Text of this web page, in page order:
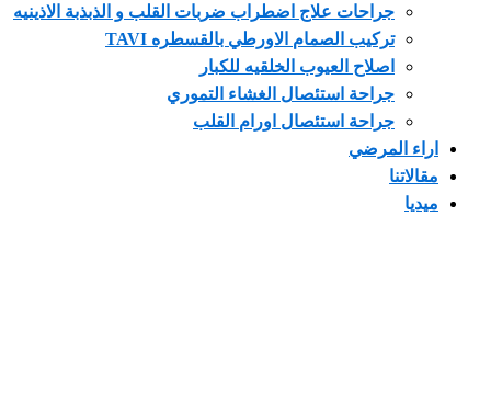
جراحات علاج اضطراب ضربات القلب و الذبذبة الاذينيه
تركيب الصمام الاورطي بالقسطره TAVI
اصلاح العيوب الخلقيه للكبار
جراحة استئصال الغشاء التموري
جراحة استئصال اورام القلب
المرضي